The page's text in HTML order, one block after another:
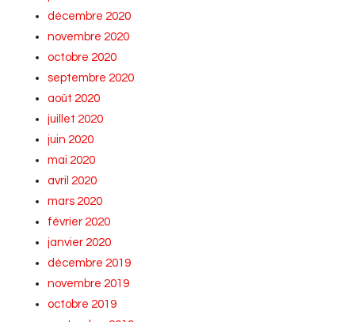
décembre 2020
novembre 2020
octobre 2020
septembre 2020
août 2020
juillet 2020
juin 2020
mai 2020
avril 2020
mars 2020
février 2020
janvier 2020
décembre 2019
novembre 2019
octobre 2019